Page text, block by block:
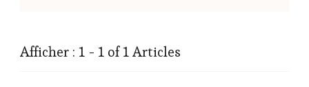
Afficher : 1 - 1 of 1 Articles